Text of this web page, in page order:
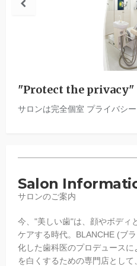
白い歯で、あなたの笑顔をもっ
"Protect the privacy"
サロンは完全個室 プライバシ
BLANCHE独自の治療でしみな
Salon
サロンのご案内
今、"美しい歯"は、顔やボディ
ケアする時代。BLANCHE (ブ
化した歯科医のプロデュース
を白くするための専門店とし